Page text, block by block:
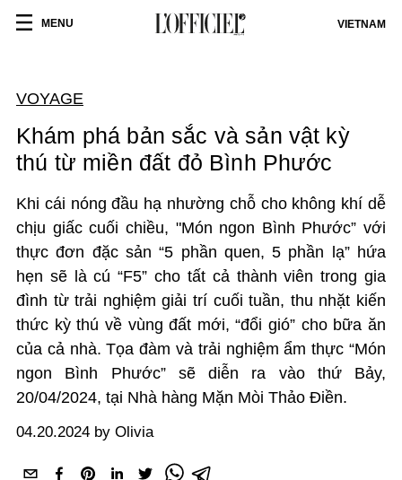
MENU VIETNAM
VOYAGE
Khám phá bản sắc và sản vật kỳ
thú từ miền đất đỏ Bình Phước
Khi cái nóng đầu hạ nhường chỗ cho không khí dễ
chịu giấc cuối chiều, "Món ngon Bình Phước” với
thực đơn đặc sản “5 phần quen, 5 phần lạ” hứa
hẹn sẽ là cú “F5” cho tất cả thành viên trong gia
đình từ trải nghiệm giải trí cuối tuần, thu nhặt kiến
thức kỳ thú về vùng đất mới, “đổi gió” cho bữa ăn
của cả nhà.Tọa đàm và trải nghiệm ẩm thực “Món
ngon Bình Phước” sẽ diễn ra vào thứ Bảy,
20/04/2024, tại Nhà hàng Mặn Mòi Thảo Điền.
04.20.2024 by Olivia